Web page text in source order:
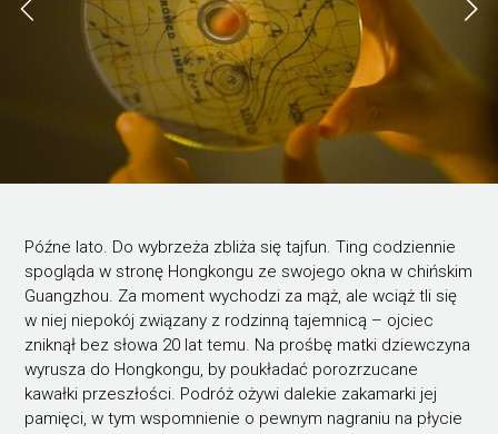
Późne lato. Do wybrzeża zbliża się tajfun. Ting codziennie
spogląda w stronę Hongkongu ze swojego okna w chińskim
Guangzhou. Za moment wychodzi za mąż, ale wciąż tli się
w niej niepokój związany z rodzinną tajemnicą – ojciec
zniknął bez słowa 20 lat temu. Na prośbę matki dziewczyna
wyrusza do Hongkongu, by poukładać porozrzucane
kawałki przeszłości. Podróż ożywi dalekie zakamarki jej
pamięci, w tym wspomnienie o pewnym nagraniu na płycie